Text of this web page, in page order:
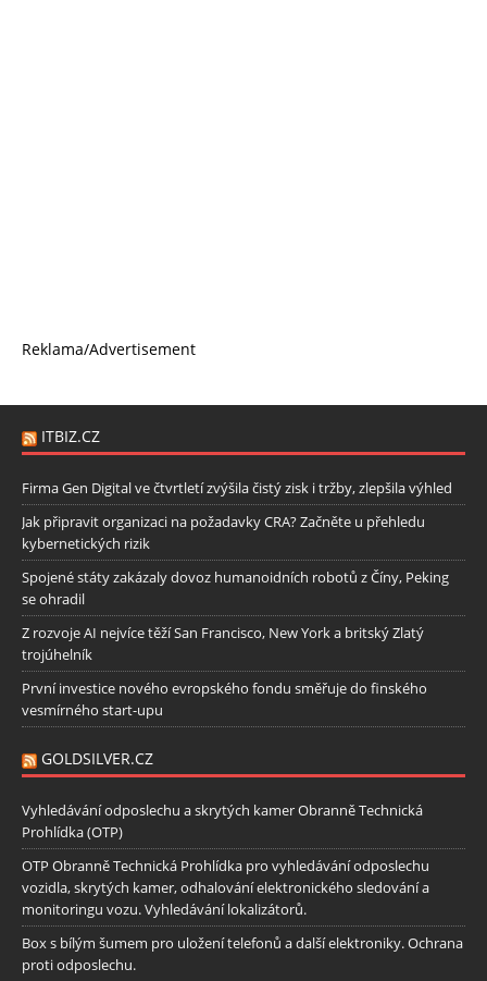
Reklama/Advertisement
ITBIZ.CZ
Firma Gen Digital ve čtvrtletí zvýšila čistý zisk i tržby, zlepšila výhled
Jak připravit organizaci na požadavky CRA? Začněte u přehledu
kybernetických rizik
Spojené státy zakázaly dovoz humanoidních robotů z Číny, Peking
se ohradil
Z rozvoje AI nejvíce těží San Francisco, New York a britský Zlatý
trojúhelník
První investice nového evropského fondu směřuje do finského
vesmírného start-upu
GOLDSILVER.CZ
Vyhledávání odposlechu a skrytých kamer Obranně Technická
Prohlídka (OTP)
OTP Obranně Technická Prohlídka pro vyhledávání odposlechu
vozidla, skrytých kamer, odhalování elektronického sledování a
monitoringu vozu. Vyhledávání lokalizátorů.
Box s bílým šumem pro uložení telefonů a další elektroniky. Ochrana
proti odposlechu.